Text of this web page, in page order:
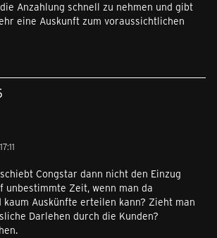
Anzahlung schnell zu nehmen und gibt
eine Auskunft zum voraussichtlichen
Congstar dann nicht den Einzug
unbestimmte Zeit, wenn man da
kaum Auskünfte erteilen kann? Zieht man
Darlehen durch die Kunden?